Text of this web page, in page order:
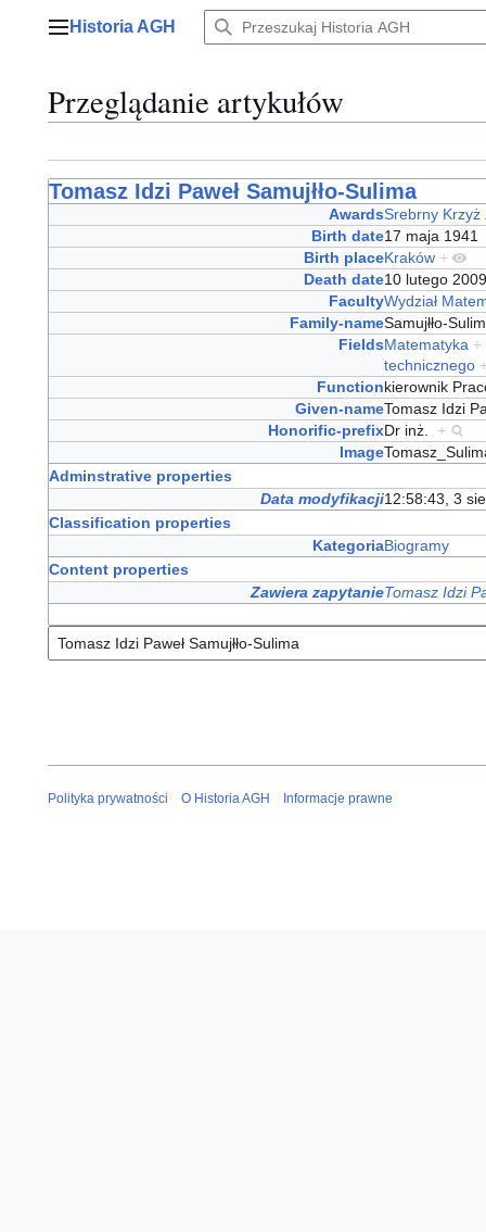
Menu główne
Historia AGH
Przeglądanie artykułów
Tomasz Idzi Paweł Samujłło-Sulima
AwardsSrebrny Krzyż
Birth date17 maja 1941
Birth placeKraków +
Death date10 lutego
FacultyWydział
Family-nameSamujłło-
FieldsMatematyka +
technicznego
Functionkierownik
Given-nameTomasz Idzi
Honorific-prefixDr inż. +
Image
Adminstrative properties
Data modyfikacji12:58:43, 3
Classification properties
KategoriaBiogramy
Content properties
Zawiera zapytanieTomasz Idzi
Polityka prywatności O Historia AGH Informacje prawne